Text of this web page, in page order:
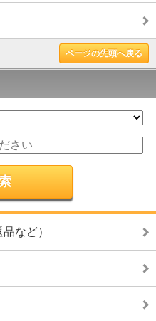
ページの先頭へ戻る
など）